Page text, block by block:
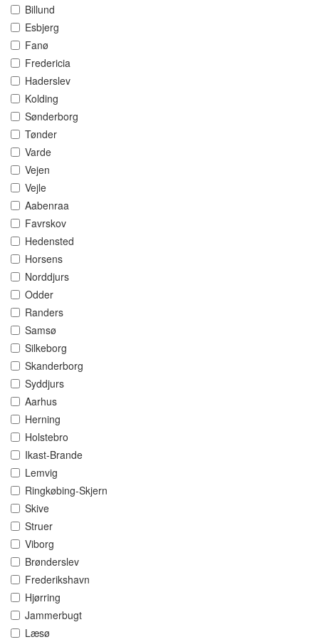
Billund
Esbjerg
Fanø
Fredericia
Haderslev
Kolding
Sønderborg
Tønder
Varde
Vejen
Vejle
Aabenraa
Favrskov
Hedensted
Horsens
Norddjurs
Odder
Randers
Samsø
Silkeborg
Skanderborg
Syddjurs
Aarhus
Herning
Holstebro
Ikast-Brande
Lemvig
Ringkøbing-Skjern
Skive
Struer
Viborg
Brønderslev
Frederikshavn
Hjørring
Jammerbugt
Læsø